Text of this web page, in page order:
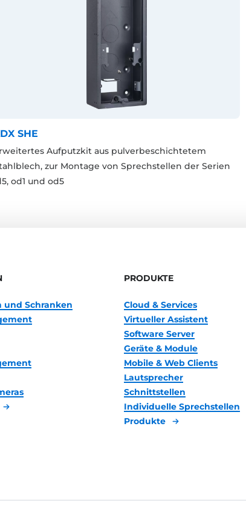
SHE
Aufputzkit aus pulverbeschichtetem
zur Montage von Sprechstellen der Serien
od1 und od5
Schranken
PRODUKTE
Cloud & Services
Virtueller Assistent
Software Server
Geräte & Module
Mobile & Web Clients
Lautsprecher
Schnittstellen
Individuelle Sprechstellen
Produkte